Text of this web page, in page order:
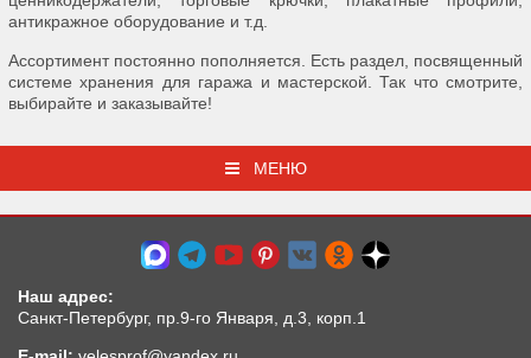
антикражное оборудование и т.д.
Ассортимент постоянно пополняется. Есть раздел, посвященный
системе хранения для гаража и мастерской. Так что смотрите,
выбирайте и заказывайте!
МЕНЮ
Наш адрес:
Санкт-Петербург, пр.9-го Января, д.3, корп.1